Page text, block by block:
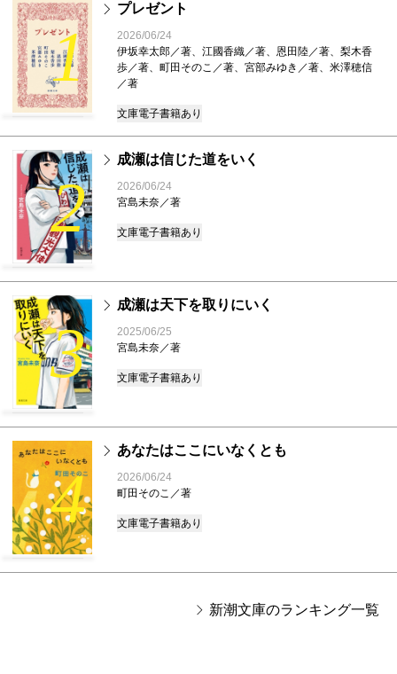
1
プレゼント
2026/06/24
伊坂幸太郎／著、江國香織／著、恩田陸／著、梨木香
歩／著、町田そのこ／著、宮部みゆき／著、米澤穂信
／著
文庫電子書籍あり
2
成瀬は信じた道をいく
2026/06/24
宮島未奈／著
文庫電子書籍あり
3
成瀬は天下を取りにいく
2025/06/25
宮島未奈／著
文庫電子書籍あり
4
あなたはここにいなくとも
2026/06/24
町田そのこ／著
文庫電子書籍あり
新潮文庫のランキング一覧